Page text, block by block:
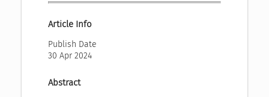
Article Info
Publish Date
30 Apr 2024
Abstract